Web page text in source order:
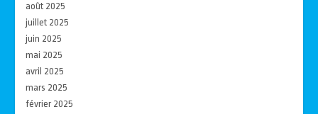
août 2025
juillet 2025
juin 2025
mai 2025
avril 2025
mars 2025
février 2025